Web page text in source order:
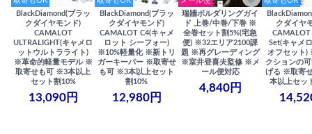
BlackDiamond(ブラッ
クダイヤモンド)
CAMALOT
ULTRALIGHT(キャメロ
ットウルトラライト)
※革命的軽量モデル ※
取寄せも可 ※3本以上
セット割10%
13,090円
BlackDiamond(ブラッ
クダイヤモンド)
CAMALOT C4(キャメ
ロット シーフォー)
※10%軽量化 ※新トリ
ガーキーパー ※取寄せ
も可 ※3本以上セット
割10%
12,980円
瑞牆ボルダリングガイ
ド 上巻/中巻/下巻 ※
全巻セット割5%(宅急
便) ※32エリア2100課
題 ※再グレーディング
※室井登喜夫監修 ※メ
ール便対応
4,840円
クダイヤ
Set(キャメ
オフセット)
クションの
げる ※取寄
本以上セッ